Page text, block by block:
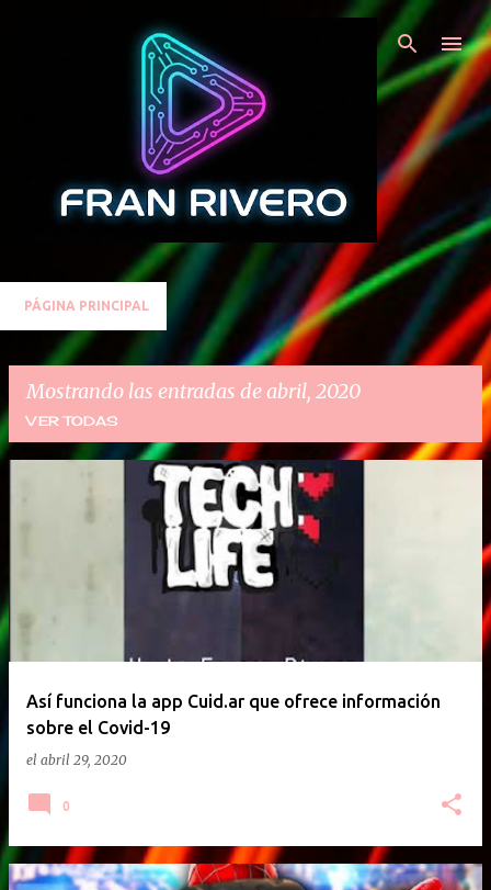
Ir al contenido principal
PÁGINA PRINCIPAL
Mostrando las entradas de abril, 2020
VER TODAS
r
a
d
Así funciona la app Cuid.ar que ofrece información
sobre el Covid-19
el abril 29, 2020
0